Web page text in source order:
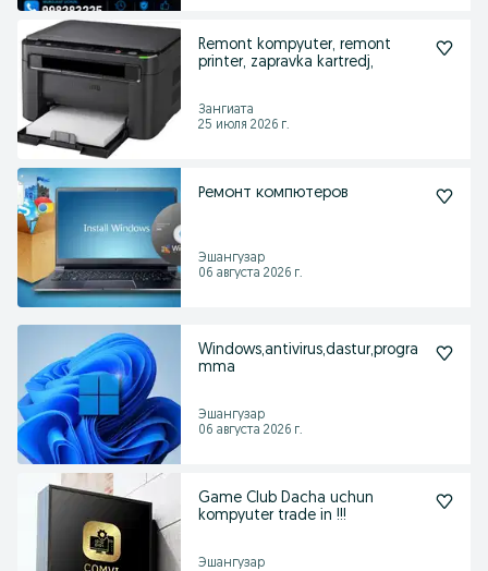
Remont kompyuter, remont
printer, zapravka kartredj,
Зангиата
25 июля 2026 г.
Ремонт компютеров
Эшангузар
06 августа 2026 г.
Windows,antivirus,dastur,progra
mma
Эшангузар
06 августа 2026 г.
Game Club Dacha uchun
kompyuter trade in !!!
Эшангузар